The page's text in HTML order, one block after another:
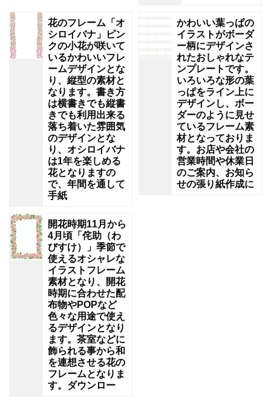
花のフレーム「オ
シロイバナ」ピン
クの小花が咲いて
いるかわいいフレ
ームデザインとな
り、縦型の素材と
なります。書き方
は横書きでも縦書
きでも利用出来る
落ち着いた雰囲気
のデザインとな
り、オシロイバナ
は1年を楽しめる
花となりますの
で、年間を通して
手紙
かわいい葉っぱの
イラストがボーダ
ー柄にデザインさ
れたおしゃれなテ
ンプレートです。
いろいろな形の葉
っぱをライン上に
デザインし、ボー
ダーのように見せ
ているフレーム素
材となっておりま
す。お店や会社の
営業時間や休業日
のご案内、お知ら
せの張り紙作成に
開花時期11月から
4月頃「侘助（わ
びすけ）」季節で
使えるオシャレな
イラストフレーム
素材となり、開花
時期に合わせた配
布物やPOPなど
色々な用途で使え
るデザインとなり
ます。茶室などに
飾られる事から和
を連想させる花の
フレームとなりま
す。ダウンロー